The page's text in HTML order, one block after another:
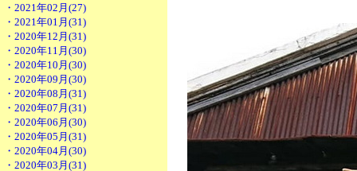
・2021年02月(27)
・2021年01月(31)
・2020年12月(31)
・2020年11月(30)
・2020年10月(30)
・2020年09月(30)
・2020年08月(31)
・2020年07月(31)
・2020年06月(30)
・2020年05月(31)
・2020年04月(30)
・2020年03月(31)